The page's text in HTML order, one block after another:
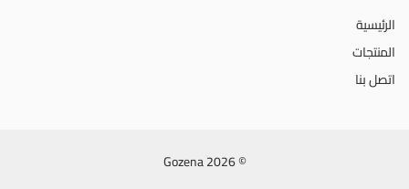
الرئيسية
المنتجات
اتصل بنا
© 2026 Gozena